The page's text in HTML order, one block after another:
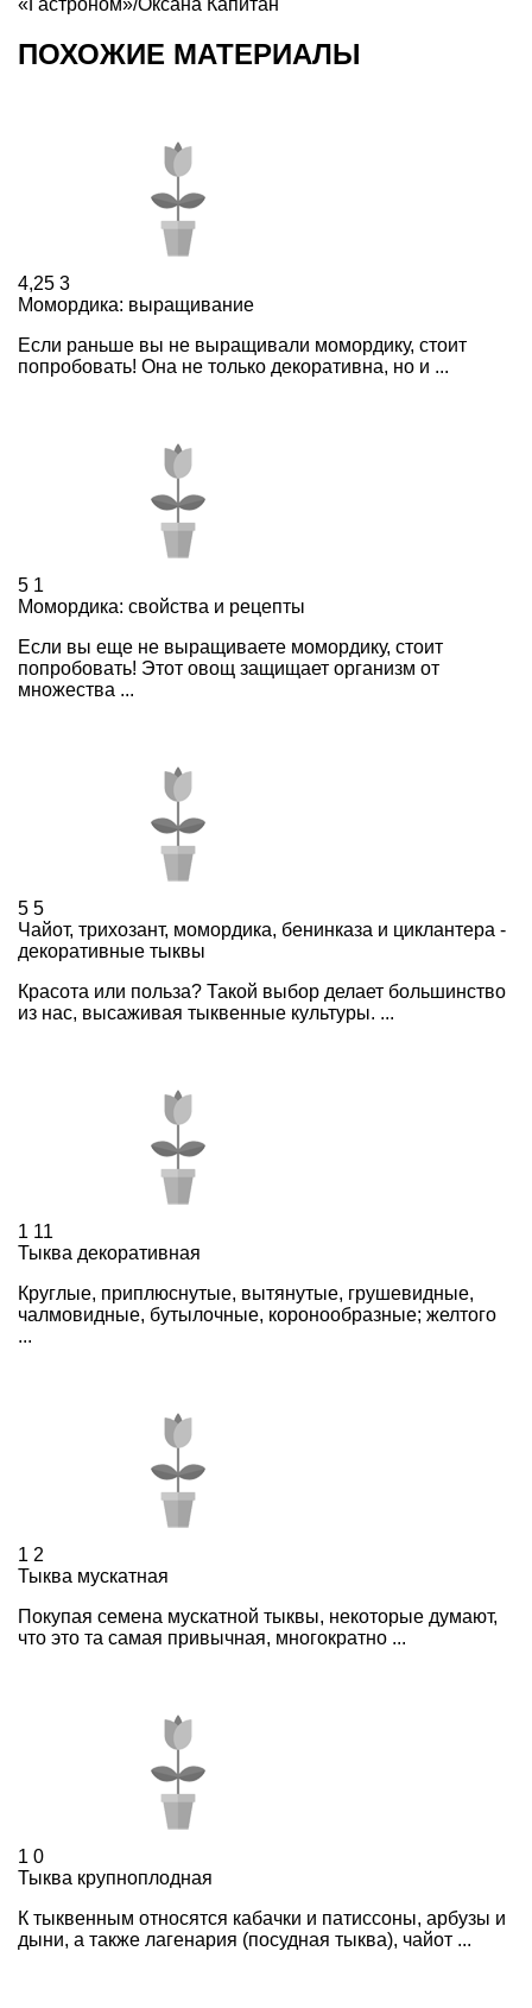
ПОХОЖИЕ МАТЕРИАЛЫ
4,25 3
Момордика: выращивание
Если раньше вы не выращивали момордику, стоит
попробовать! Она не только декоративна, но и ...
5 1
Момордика: свойства и рецепты
Если вы еще не выращиваете момордику, стоит
попробовать! Этот овощ защищает организм от
множества ...
5 5
Чайот, трихозант, момордика, бенинказа и циклантера -
декоративные тыквы
Красота или польза? Такой выбор делает большинство
из нас, высаживая тыквенные культуры. ...
1 11
Тыква декоративная
Круглые, приплюснутые, вытянутые, грушевидные,
чалмовидные, бутылочные, коронообразные; желтого
...
1 2
Тыква мускатная
Покупая семена мускатной тыквы, некоторые думают,
что это та самая привычная, многократно ...
1 0
Тыква крупноплодная
К тыквенным относятся кабачки и патиссоны, арбузы и
дыни, а также лагенария (посудная тыква), чайот ...